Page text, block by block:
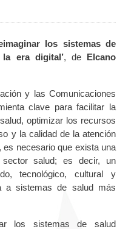
los sistemas de
era digital’, de Elcano
y las Comunicaciones
clave para facilitar la
optimizar los recursos
y la calidad de la atención
necesario que exista una
salud; es decir, un
tecnológico, cultural y
a sistemas de salud más
los sistemas de salud